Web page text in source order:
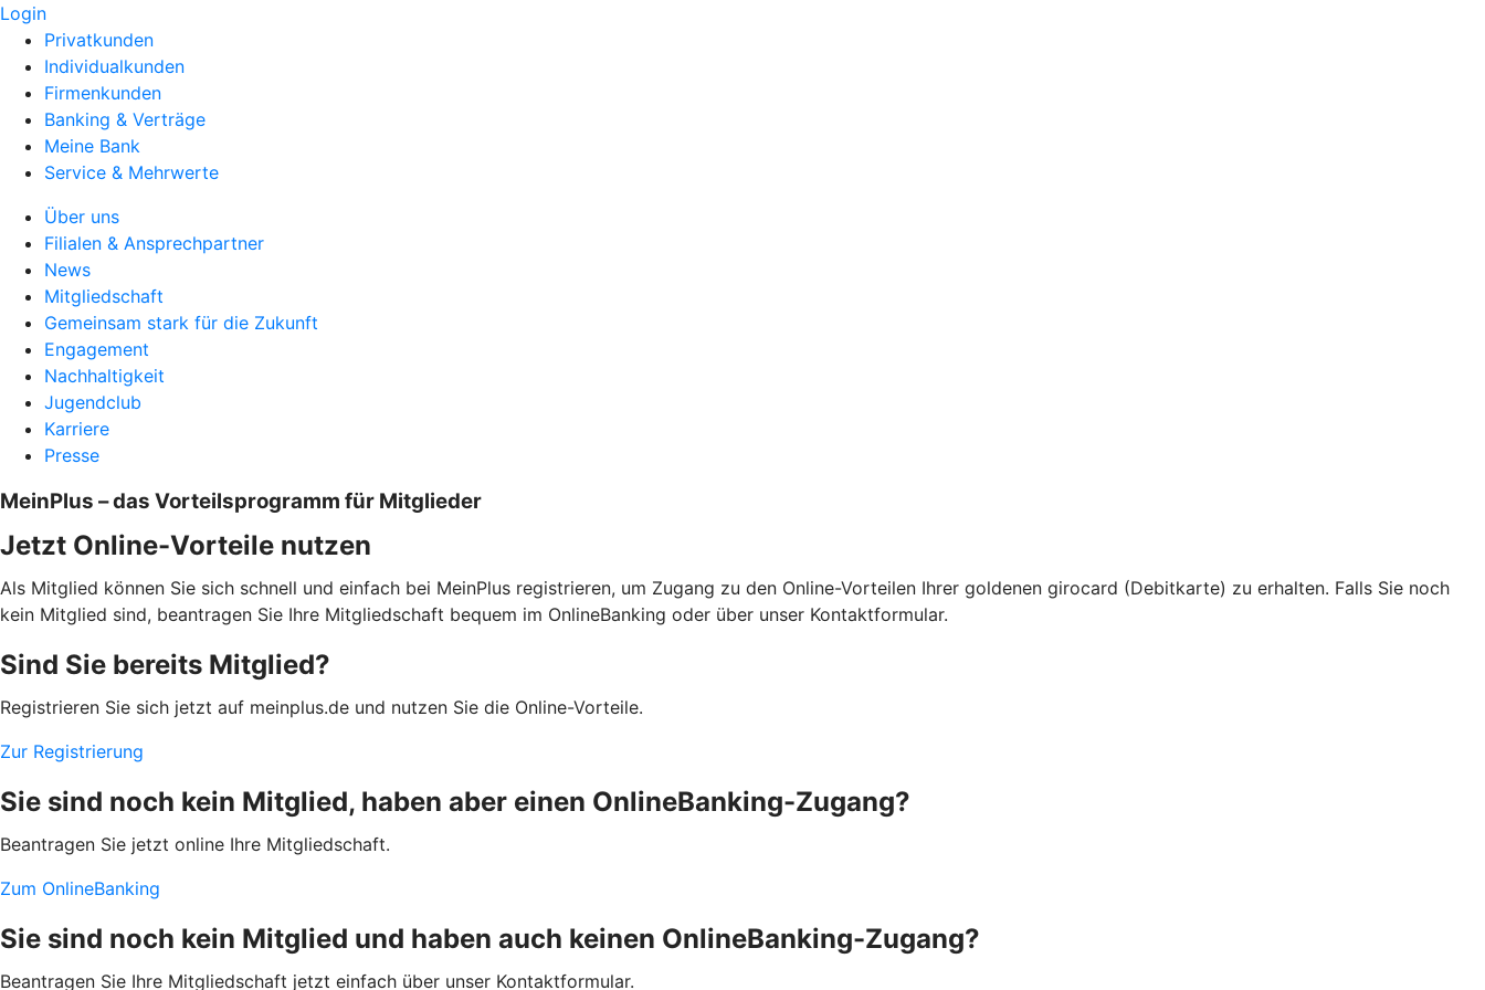
Login
Privatkunden
Individualkunden
Firmenkunden
Banking & Verträge
Meine Bank
Service & Mehrwerte
Über uns
Filialen & Ansprechpartner
News
Mitgliedschaft
Gemeinsam stark für die Zukunft
Engagement
Nachhaltigkeit
Jugendclub
Karriere
Presse
MeinPlus – das Vorteilsprogramm für Mitglieder
Jetzt Online-Vorteile nutzen
Als Mitglied können Sie sich schnell und einfach bei MeinPlus registrieren, um Zugang zu den Online-Vorteilen Ihrer goldenen girocard (Debitkarte) zu erhalten. Falls Sie noch
kein Mitglied sind, beantragen Sie Ihre Mitgliedschaft bequem im OnlineBanking oder über unser Kontaktformular.
Sind Sie bereits Mitglied?
Registrieren Sie sich jetzt auf meinplus.de und nutzen Sie die Online-Vorteile.
Zur Registrierung
Sie sind noch kein Mitglied, haben aber einen OnlineBanking-Zugang?
Beantragen Sie jetzt online Ihre Mitgliedschaft.
Zum OnlineBanking
Sie sind noch kein Mitglied und haben auch keinen OnlineBanking-Zugang?
Beantragen Sie Ihre Mitgliedschaft jetzt einfach über unser Kontaktformular.